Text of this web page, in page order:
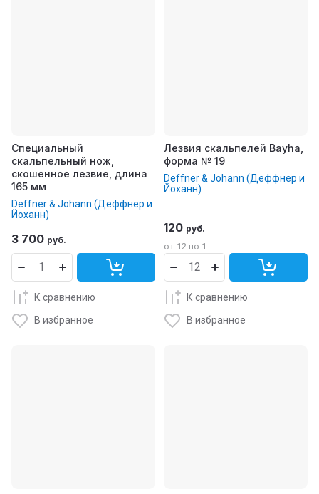
Специальный
скальпельный нож,
скошенное лезвие, длина
165 мм
Deffner & Johann (Деффнер и
Йоханн)
3 700 руб.
К сравнению
В избранное
Лезвия скальпелей Bayha,
форма № 19
Deffner & Johann (Деффнер и
Йоханн)
120 руб.
от 12 по 1
К сравнению
В избранное